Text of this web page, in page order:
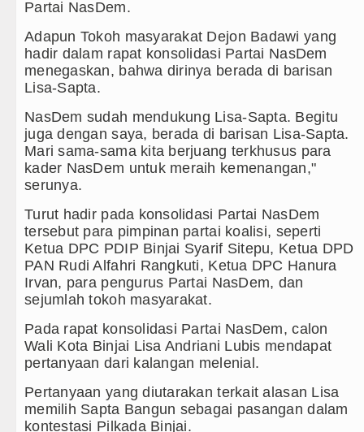
Rico Waas : Kemerdekaan
Liverpool vs Monaco Laga
Manchester City vs Atletico
Gubernur Bobby Nasution
Kapolda Sumut Rombak
Wabup Deli Serdang Lantik 25
Ketua GRIB Jaya Labuhanbatu
Gubernur Bobby Nasution Minta
Partai NasDem.
Adapun Tokoh masyarakat Dejon Badawi yang
hadir dalam rapat konsolidasi Partai NasDem
menegaskan, bahwa dirinya berada di barisan
Lisa-Sapta.
NasDem sudah mendukung Lisa-Sapta. Begitu
juga dengan saya, berada di barisan Lisa-Sapta.
Mari sama-sama kita berjuang terkhusus para
kader NasDem untuk meraih kemenangan,"
serunya.
Turut hadir pada konsolidasi Partai NasDem
tersebut para pimpinan partai koalisi, seperti
Ketua DPC PDIP Binjai Syarif Sitepu, Ketua DPD
PAN Rudi Alfahri Rangkuti, Ketua DPC Hanura
Irvan, para pengurus Partai NasDem, dan
sejumlah tokoh masyarakat.
Pada rapat konsolidasi Partai NasDem, calon
Wali Kota Binjai Lisa Andriani Lubis mendapat
pertanyaan dari kalangan melenial.
Pertanyaan yang diutarakan terkait alasan Lisa
memilih Sapta Bangun sebagai pasangan dalam
kontestasi Pilkada Binjai.